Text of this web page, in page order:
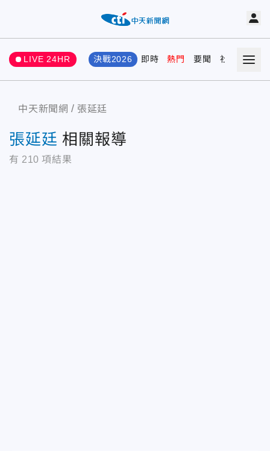
LIVE 24HR 決戰2026 即時 熱門 要聞 社會 娛樂
中天新聞網 張延廷
張延廷 相關報導
有 210 項結果